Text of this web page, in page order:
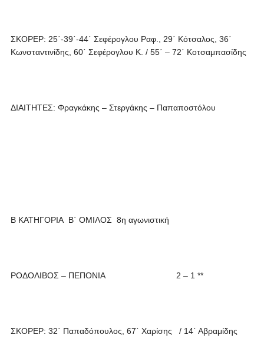
ΣΚΟΡΕΡ: 25΄-39΄-44΄ Σεφέρογλου Ραφ., 29΄ Κότσαλος, 36΄
Κωνσταντινίδης, 60΄ Σεφέρογλου Κ. / 55΄ – 72΄ Κοτσαμπασίδης
ΔΙΑΙΤΗΤΕΣ: Φραγκάκης – Στεργάκης – Παπαποστόλου
Β ΚΑΤΗΓΟΡΙΑ Β΄ ΟΜΙΛΟΣ 8η αγωνιστική
ΡΟΔΟΛΙΒΟΣ – ΠΕΠΟΝΙΑ 2 – 1 **
ΣΚΟΡΕΡ: 32΄ Παπαδόπουλος, 67΄ Χαρίσης / 14΄ Αβραμίδης